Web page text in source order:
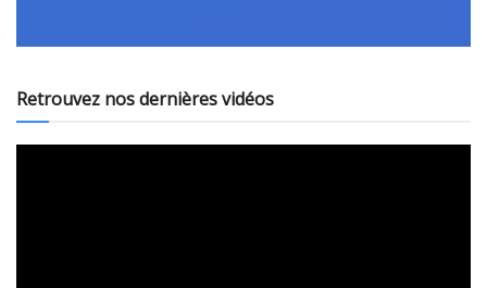
Retrouvez nos dernières vidéos